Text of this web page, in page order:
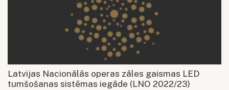
Latvijas Nacionālās operas zāles gaismas LED
tumšošanas sistēmas iegāde (LNO 2022/23)